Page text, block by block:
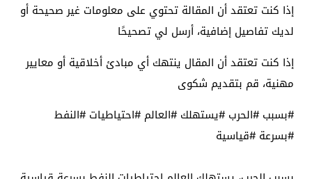
إذا كنت تعتقد أن المقالة تحتوي على معلومات غير صحيحة أو
لديك تفاصيل إضافية، أرسل لي تصحيحًا
إذا كنت تعتقد أن المقال ينتهك أي مبادئ أخلاقية أو معايير
مهنية، قم بتقديم شكوى
#بسبب #الحرب #يستهلك #العالم #احتياطيات #النفط
#بسرعة #قياسية